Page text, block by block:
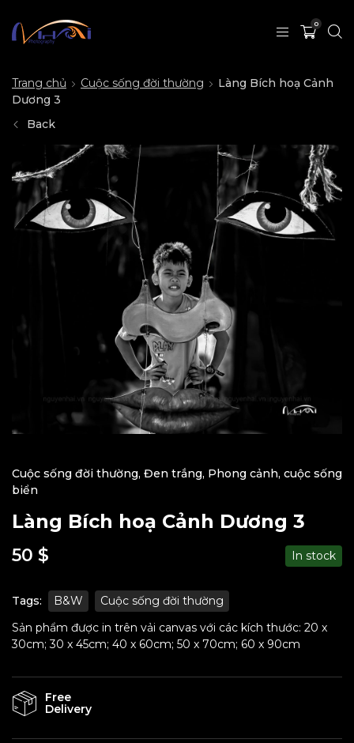
0
Trang chủ Cuộc sống đời thường
Làng Bích hoạ Cảnh
Dương 3
Back
Cuộc sống đời thường, Đen trắng, Phong cảnh, cuộc sống
biển
Làng Bích hoạ Cảnh Dương 3
50 $ In stock
Tags: B&W
Cuộc sống đời thường
Sản phẩm được in trên vải canvas với các kích thước: 20 x
30cm; 30 x 45cm; 40 x 60cm; 50 x 70cm; 60 x 90cm
Free
Delivery